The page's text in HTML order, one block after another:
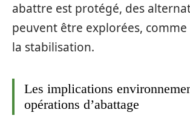
abattre est protégé, des
peuvent être explorées,
la stabilisation.
Les implications
opérations d’abattage